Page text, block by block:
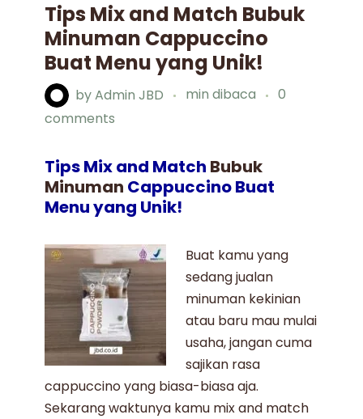
Tips Mix and Match Bubuk
Minuman Cappuccino
Buat Menu yang Unik!
byAdmin JBD min dibaca
0
comments
Tips Mix and Match Bubuk
Minuman Cappuccino Buat
Menu yang Unik!
Buat kamu yang
sedang jualan
minuman kekinian
atau baru mau mulai
usaha, jangan cuma
sajikan rasa
cappuccinoyang biasa-biasa aja.
Sekarang waktunya kamu mixand match